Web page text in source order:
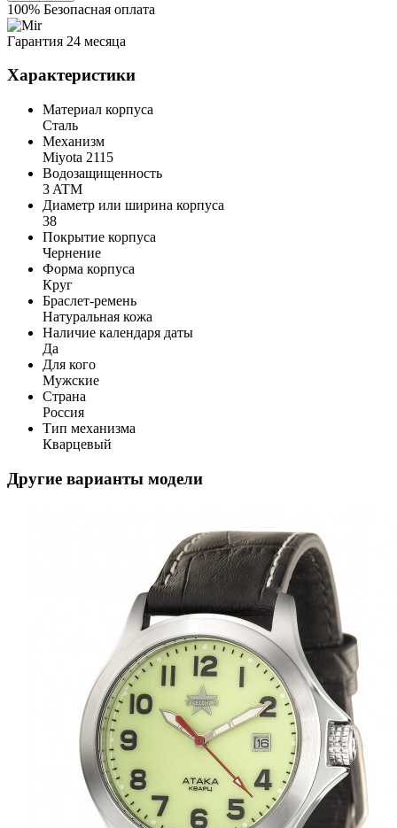
100% Безопасная оплата
Гарантия 24 месяца
Характеристики
Материал корпуса
Сталь
Механизм
Miyota 2115
Водозащищенность
3 ATM
Диаметр или ширина корпуса
38
Покрытие корпуса
Чернение
Форма корпуса
Круг
Браслет-ремень
Натуральная кожа
Наличие календаря даты
Да
Для кого
Мужские
Страна
Россия
Тип механизма
Кварцевый
Другие варианты модели